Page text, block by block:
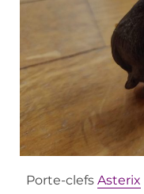
Porte-clefs Asterix